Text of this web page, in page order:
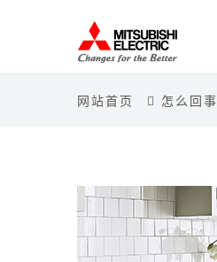
网站首页 怎么回事